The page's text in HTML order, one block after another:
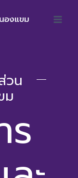
องแขม
วน
ม